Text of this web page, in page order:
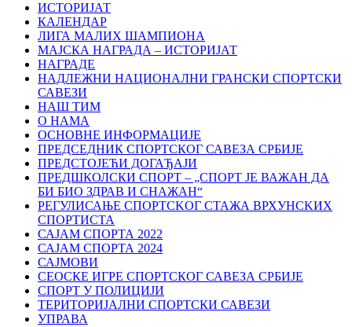
ИСТОРИЈАТ
КАЛЕНДАР
ЛИГА МАЛИХ ШАМПИОНА
МАЈСКА НАГРАДА – ИСТОРИЈАТ
НАГРАДЕ
НАДЛЕЖНИ НАЦИОНАЛНИ ГРАНСКИ СПОРТСКИ
САВЕЗИ
НАШ ТИМ
О НАМА
ОСНОВНЕ ИНФОРМАЦИЈЕ
ПРЕДСЕДНИК СПОРТСКОГ САВЕЗА СРБИЈЕ
ПРЕДСТОЈЕЋИ ДОГАЂАЈИ
ПРЕДШКОЛСКИ СПОРТ – „СПОРТ ЈЕ ВАЖАН ДА
БИ БИО ЗДРАВ И СНАЖАН“
РЕГУЛИСАЊЕ СПОРТСKОГ СТАЖА ВРХУНСKИХ
СПОРТИСТА
САЈАМ СПОРТА 2022
САЈАМ СПОРТА 2024
САЈМОВИ
СЕОСКЕ ИГРЕ СПОРТСКОГ САВЕЗА СРБИЈЕ
СПОРТ У ПОЛИЦИЈИ
ТЕРИТОРИЈАЛНИ СПОРТСКИ САВЕЗИ
УПРАВА